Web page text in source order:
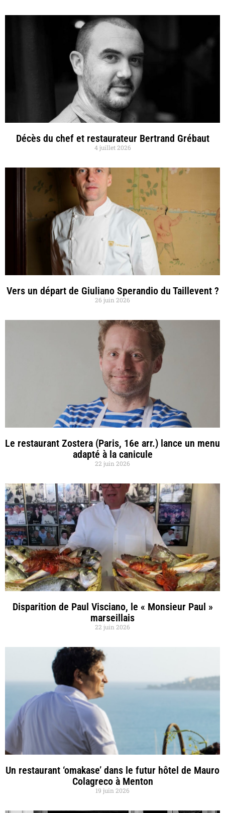
Décès du chef et restaurateur Bertrand Grébaut
4 juillet 2026
Vers un départ de Giuliano Sperandio du Taillevent ?
26 juin 2026
Le restaurant Zostera (Paris, 16e arr.) lance un menu
adapté à la canicule
22 juin 2026
Disparition de Paul Visciano, le « Monsieur Paul »
marseillais
22 juin 2026
Un restaurant ‘omakase’ dans le futur hôtel de Mauro
Colagreco à Menton
19 juin 2026